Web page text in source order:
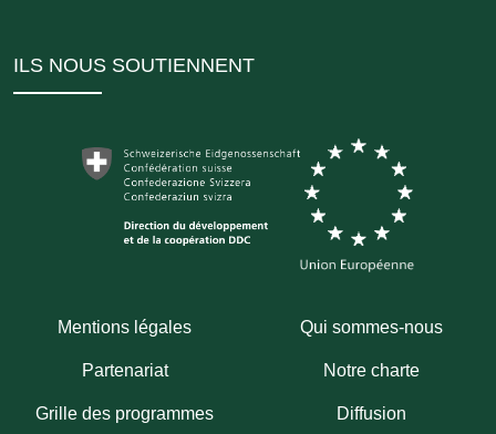
ILS NOUS SOUTIENNENT
Mentions légales Qui sommes-nous
Partenariat Notre charte
Grille des programmes Diffusion